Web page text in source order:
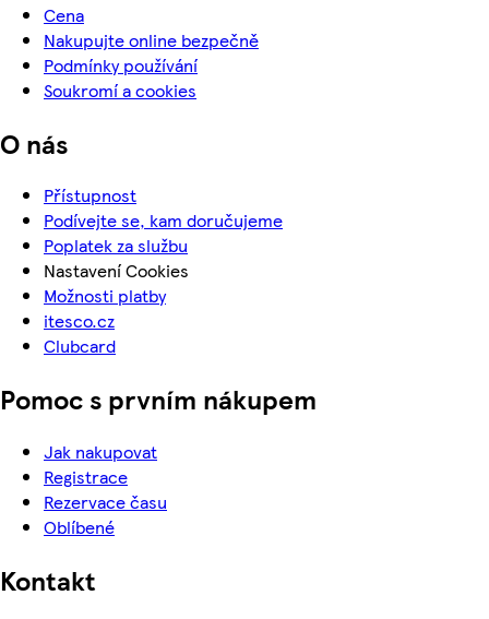
Cena
Nakupujte online bezpečně
Podmínky používání
Soukromí a cookies
O nás
Přístupnost
Podívejte se, kam doručujeme
Poplatek za službu
Nastavení Cookies
Možnosti platby
itesco.cz
Clubcard
Pomoc s prvním nákupem
Jak nakupovat
Registrace
Rezervace času
Oblíbené
Kontakt